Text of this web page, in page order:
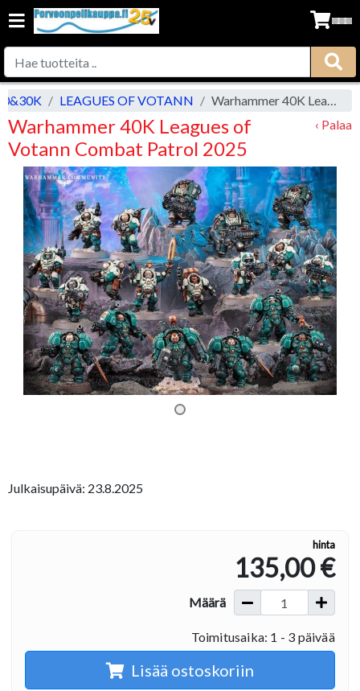
LEAGUES OF VOTANN Warhammer 40K Leagues of Votann Combat Patrol 2025
Warhammer 40K Leagues of
Votann Combat Patrol 2025
‹ Palaa
Julkaisupäivä: 23.8.2025
hinta
135,00 €
Määrä
Toimitusaika: 1 - 3 päivää
Lisää ostoskoriin